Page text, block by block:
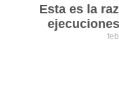
Esta es la